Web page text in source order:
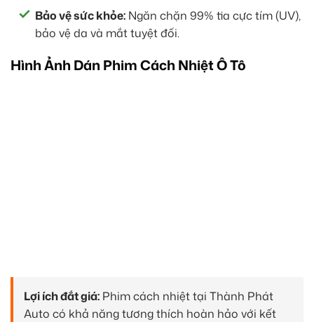
Bảo vệ sức khỏe: Ngăn chặn 99% tia cực tím (UV),
bảo vệ da và mắt tuyệt đối.
Hình Ảnh Dán Phim Cách Nhiệt Ô Tô
Lợi ích đắt giá: Phim cách nhiệt tại Thành Phát
Auto có khả năng tương thích hoàn hảo với kết